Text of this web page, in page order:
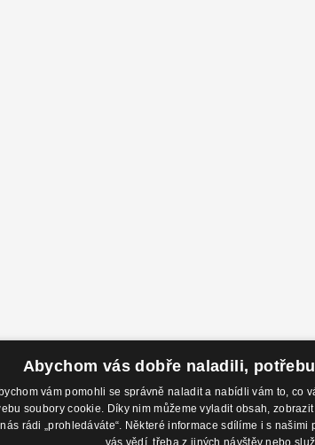
Adresa prodejny
Havlíčkovo Nábřeží 28,
Kontakty
Eshop: +420 725
Abychom vás dobře naladili,
vám pomohli se správně naladit a nabídli vám to, co
soubory cookie. Díky nim můžeme vyladit obsah,
rádi „prohledáváte“. Některé informace sdílíme i s
vás vědí, třeba z jiných návštěv nebo